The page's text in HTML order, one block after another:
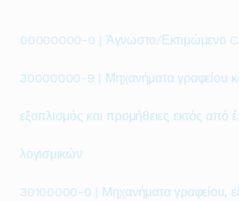
00000000-0 | Άγνωστο/Εκτιμώμενο
30000000-9 | Μηχανήματα γραφείου
εξοπλισμός και προμήθειες εκτός από
λογισμικών
30100000-0 | Μηχανήματα γραφείου,